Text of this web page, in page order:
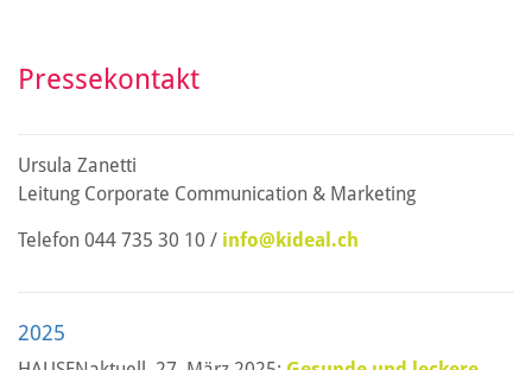
Pressekontakt
Ursula Zanetti
Leitung Corporate Communication & Marketing
Telefon 044 735 30 10 / info@kideal.ch
2025